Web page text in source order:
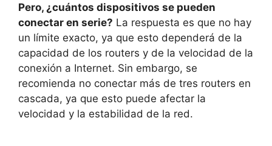
Pero, ¿cuántos dispositivos se pueden
conectar en serie? La respuesta es que no hay
un límite exacto, ya que esto dependerá de la
capacidad de los routers y de la velocidad de la
conexión a Internet. Sin embargo, se
recomienda no conectar más de tres routers en
cascada, ya que esto puede afectar la
velocidad y la estabilidad de la red.